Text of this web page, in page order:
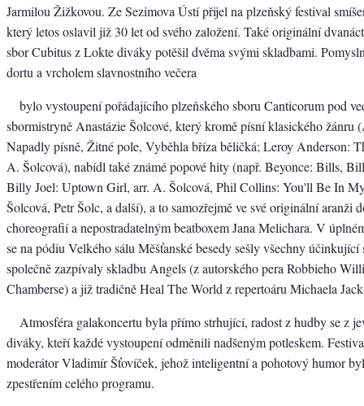
Jarmilou Žižkovou. Ze Sezimova Ústí přijel na plzeňský festival
který letos oslavil již 30 let od svého založení. Také originální
sbor Cubitus z Lokte diváky potěšil dvěma svými skladbami.
dortu a vrcholem slavnostního večera
bylo vystoupení pořádajícího plzeňského sboru Canticorum pod
sbormistryně Anastázie Šolcové, který kromě písní klasického žánru
Napadly písně, Žitné pole, Vyběhla bříza běličká; Leroy Anderson:
A. Šolcová), nabídl také známé popové hity (např. Beyonce: Bills,
Billy Joel: Uptown Girl, arr. A. Šolcová, Phil Collins: You'll Be In
Šolcová, Petr Šolc, a další), a to samozřejmě ve své originální aranži
choreografií a nepostradatelným beatboxem Jana Melichara. V
se na pódiu Velkého sálu Měšťanské besedy sešly všechny účinkující
společně zazpívaly skladbu Angels (z autorského pera Robbieho
Chamberse) a již tradičně Heal The World z repertoáru Michaela
Atmosféra galakoncertu byla přímo strhující, radost z hudby se z
diváky, kteří každé vystoupení odměnili nadšeným potleskem.
moderátor Vladimír Šťovíček, jehož inteligentní a pohotový humor
zpestřením celého programu.